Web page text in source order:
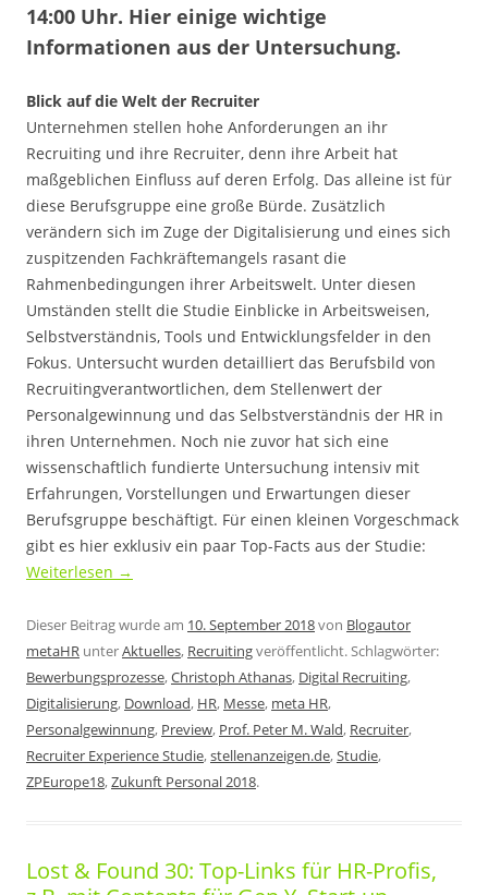
14:00 Uhr. Hier einige wichtige
Informationen aus der Untersuchung.
Blick auf die Welt der Recruiter
Unternehmen stellen hohe Anforderungen an ihr
Recruiting und ihre Recruiter, denn ihre Arbeit hat
maßgeblichen Einfluss auf deren Erfolg. Das alleine ist für
diese Berufsgruppe eine große Bürde. Zusätzlich
verändern sich im Zuge der Digitalisierung und eines sich
zuspitzenden Fachkräftemangels rasant die
Rahmenbedingungen ihrer Arbeitswelt. Unter diesen
Umständen stellt die Studie Einblicke in Arbeitsweisen,
Selbstverständnis, Tools und Entwicklungsfelder in den
Fokus. Untersucht wurden detailliert das Berufsbild von
Recruitingverantwortlichen, dem Stellenwert der
Personalgewinnung und das Selbstverständnis der HR in
ihren Unternehmen. Noch nie zuvor hat sich eine
wissenschaftlich fundierte Untersuchung intensiv mit
Erfahrungen, Vorstellungen und Erwartungen dieser
Berufsgruppe beschäftigt. Für einen kleinen Vorgeschmack
gibt es hier exklusiv ein paar Top-Facts aus der Studie:
Weiterlesen →
Dieser Beitrag wurde am 10. September 2018von Blogautor
metaHR unterAktuelles, Recruitingveröffentlicht. Schlagwörter:
Bewerbungsprozesse,Christoph Athanas, Digital Recruiting,
Digitalisierung, Download, HR, Messe, meta HR,
Personalgewinnung, Preview, Prof. Peter M. Wald, Recruiter,
Recruiter Experience Studie,stellenanzeigen.de,Studie,
ZPEurope18,Zukunft Personal 2018.
Lost & Found 30: Top-Links für HR-Profis,